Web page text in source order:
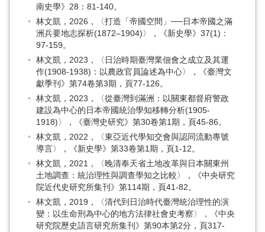
南史學》28：81-140。
林文凱，2026，〈打造「帝國空間」──日本帝國之滿
洲兵要地志探析(1872–1904)〉，《新史學》37(1)：
97-159。
林文凱，2023，〈日治時期臺灣業佃會之成立及其運
作(1908-1938)：以農政官員論述為中心〉，《臺灣文
獻季刊》第74卷第3期，頁77-126。
林文凱，2023，〈從臺灣到滿洲：以關東都督府警政
建設為中心的日本帝國統治學知移轉分析(1905-
1918)〉，《臺灣史研究》第30卷第1期，頁45-86。
林文凱，2022，〈東亞近代學知交會與認同流動專號
導言〉，《新史學》第33卷第1期，頁1-12。
林文凱，2021，〈晚清奉天省土地改革與日本關東州
土地調查：統治理性與調查學知之比較〉，《中央研究
院近代史研究所集刊》第114期，頁41-82。
林文凱，2019，〈清代到日治時代臺灣統治理性的演
變：以生命刑為中心的地方法律社會史考察〉，《中央
研究院歷史語言研究所集刊》第90本第2分，頁317-